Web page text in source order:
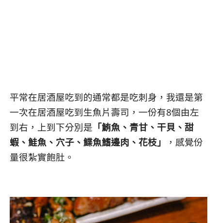
平常在居酒屋吃到的通常都是吃刺身，我還是第
一次在居酒屋吃到生魚片壽司，一份有8個由左
到右，上到下分別是 「鮪魚、青甘、干貝、甜
蝦、鮭魚、穴子、鰈魚鰭邊肉、花枝」
，感覺份
量很紮實飽肚。